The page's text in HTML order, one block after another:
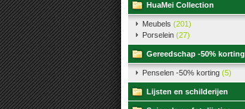
HuaMei Collection
Meubels (201)
Porselein (27)
Gereedschap -50% korting
Penselen -50% korting (5)
Lijsten en schilderijen